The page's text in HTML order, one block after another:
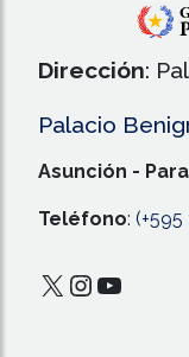
Dirección:
Palacio
Asunción -
Teléfono: (+595
X Instagram